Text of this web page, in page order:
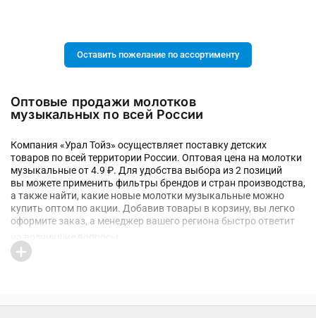
Оставить пожелание по ассортименту
Оптовые продажи молотков
музыкальных по всей России
Компания «Урал Тойз» осуществляет поставку детских
товаров по всей территории России. Оптовая цена на молотки
музыкальные от 4.9 ₽. Для удобства выбора из 2 позиций
вы можете применить фильтры брендов и стран производства,
а также найти, какие новые молотки музыкальные можно
купить оптом по акции. Добавив товары в корзину, вы легко
оформите заказ, а менеджер вашего региона быстро ответит